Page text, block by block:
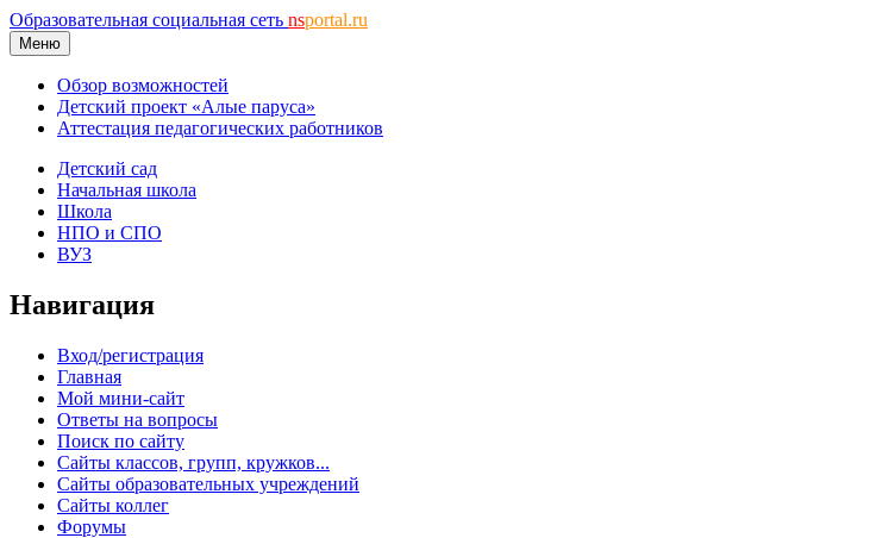
Образовательная социальная сеть nsportal.ru
Меню
Обзор возможностей
Детский проект «Алые паруса»
Аттестация педагогических работников
Детский сад
Начальная школа
Школа
НПО и СПО
ВУЗ
Навигация
Вход/регистрация
Главная
Мой мини-сайт
Ответы на вопросы
Поиск по сайту
Сайты классов, групп, кружков...
Сайты образовательных учреждений
Сайты коллег
Форумы